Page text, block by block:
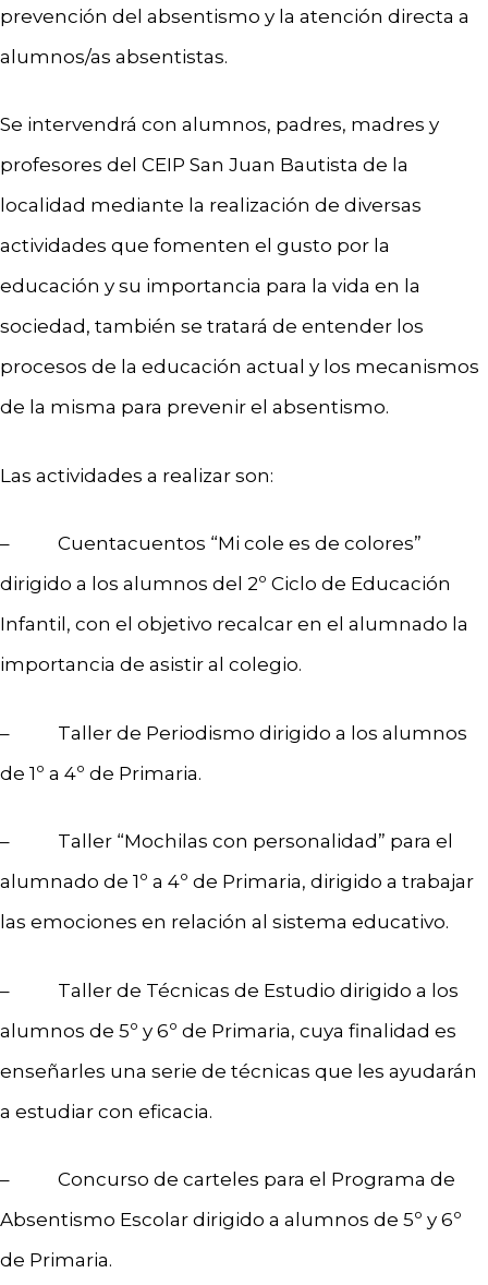
prevención del absentismo y la atención directa a
alumnos/as absentistas.
Se intervendrá con alumnos, padres, madres y
profesores del CEIP San Juan Bautista de la
localidad mediante la realización de diversas
actividades que fomenten el gusto por la
educación y su importancia para la vida en la
sociedad, también se tratará de entender los
procesos de la educación actual y los mecanismos
de la misma para prevenir el absentismo.
Las actividades a realizar son:
– Cuentacuentos “Mi cole es de colores”
dirigido a los alumnos del 2º Ciclo de Educación
Infantil, con el objetivo recalcar en el alumnado la
importancia de asistir al colegio.
– Taller de Periodismo dirigido a los alumnos
de 1º a 4º de Primaria.
– Taller “Mochilas con personalidad” para el
alumnado de 1º a 4º de Primaria, dirigido a trabajar
las emociones en relación al sistema educativo.
– Taller de Técnicas de Estudio dirigido a los
alumnos de 5º y 6º de Primaria, cuya finalidad es
enseñarles una serie de técnicas que les ayudarán
a estudiar con eficacia.
– Concurso de carteles para el Programa de
Absentismo Escolar dirigido a alumnos de 5º y 6º
de Primaria.